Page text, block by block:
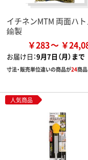
イチネンMTM 両面ハト
鍮製
￥283 ￥
お届け日：9月7日（月）まで
寸法・販売単位違いの商品が24商
人気商品